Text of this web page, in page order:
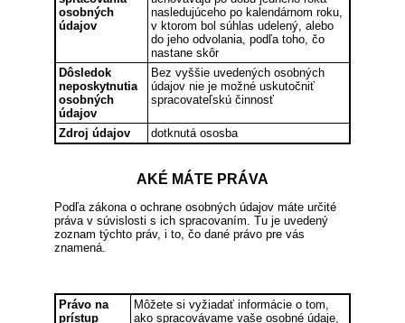
osobných
údajov
nasledujúceho po kalendárnom roku,
v ktorom bol súhlas udelený, alebo
do jeho odvolania, podľa toho, čo
nastane skôr
Dôsledok
neposkytnutia
osobných
údajov
Bez vyššie uvedených osobných
údajov nie je možné uskutočniť
spracovateľskú činnosť
Zdroj údajov dotknutá ososba
AKÉ MÁTE PRÁVA
Podľa zákona o ochrane osobných údajov máte určité
práva v súvislosti s ich spracovaním. Tu je uvedený
zoznam týchto práv, i to, čo dané právo pre vás
znamená.
Právo na
prístup
Môžete si vyžiadať informácie o tom,
ako spracovávame vaše osobné údaje,